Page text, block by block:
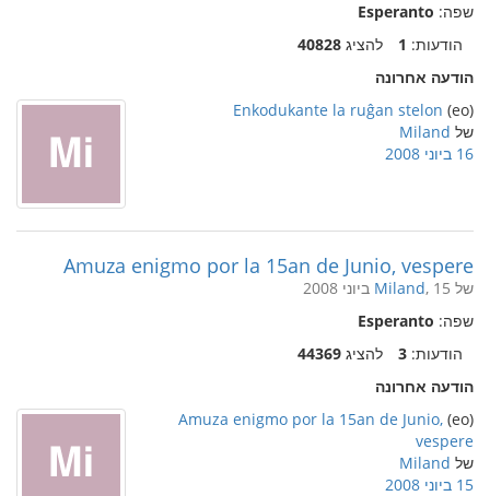
שפה: Esperanto
הודעות: 1 להציג 40828
הודעה אחרונה
(eo)
Enkodukante la ruĝan stelon
של Miland
16 ביוני 2008
Amuza enigmo por la 15an de Junio, vespere
של Miland, 15 ביוני 2008
שפה: Esperanto
הודעות: 3 להציג 44369
הודעה אחרונה
(eo)
Amuza enigmo por la 15an de Junio,
vespere
של Miland
15 ביוני 2008